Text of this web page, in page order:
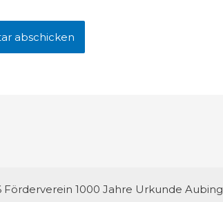
1000 Jahre Urkunde Aubing